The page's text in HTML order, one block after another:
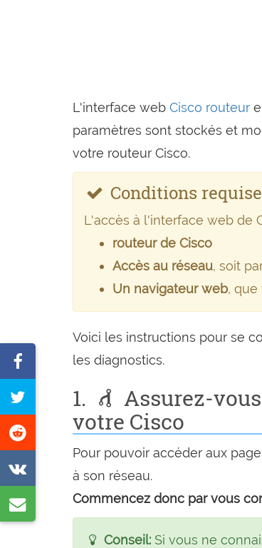
L'interface web Cisco routeur
paramètres sont stockés et
votre routeur Cisco.
Conditions
L'accès à l'interface web de
routeur de Cisco
Accès au réseau, soit
Un navigateur web, que
Voici les instructions pour se
les diagnostics.
1.
Assurez-
votre Cisco
Pour pouvoir accéder aux
à son réseau.
Commencez donc par vous
Conseil: Si vous ne
Partager
sur
Facebook
Tweetez
cette
Partager
sur
Reddit
Partager
sur
VK
Partager
par